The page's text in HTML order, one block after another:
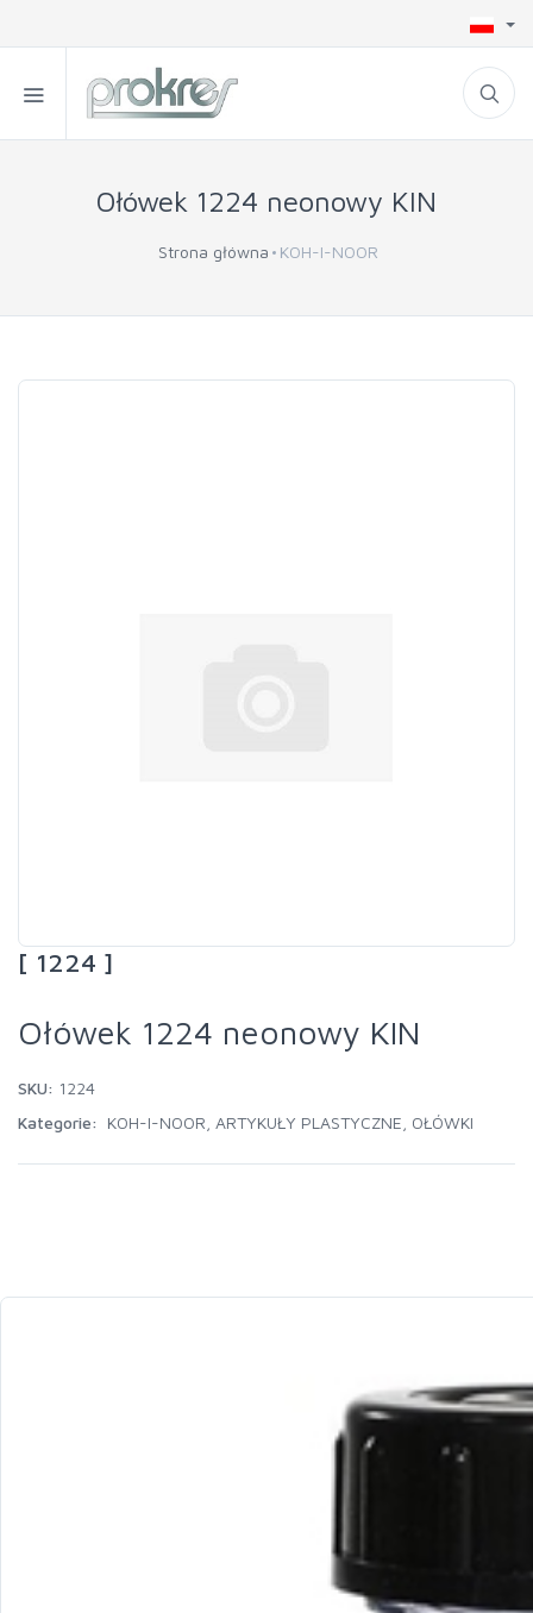
Ołówek 1224 neonowy KIN
Strona główna KOH-I-NOOR
[ 1224 ]
Ołówek 1224 neonowy KIN
SKU: 1224
Kategorie:
KOH-I-NOOR ARTYKUŁY PLASTYCZNE OŁÓWKI